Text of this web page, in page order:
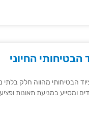
החיוני
הבטיחותי מהווה חלק בלתי
ומסייע במניעת תאונות